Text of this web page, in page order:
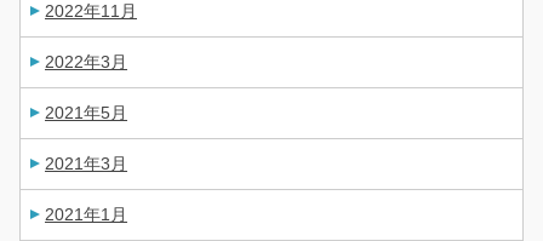
2022年11月
2022年3月
2021年5月
2021年3月
2021年1月